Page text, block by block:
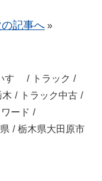
の記事へ »
すゞ / トラック /
木 / トラック中古 /
ード /
/ 栃木県大田原市